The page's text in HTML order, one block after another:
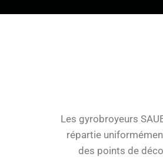
Les gyrobroyeurs
répartie
des points de